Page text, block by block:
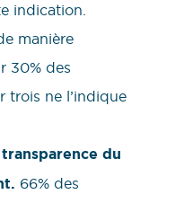
indication.
manière
30% des
trois ne l’indique
du
66% des